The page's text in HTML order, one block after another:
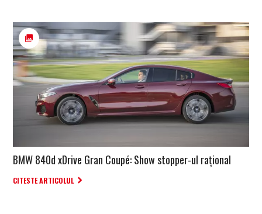
BMW 840d xDrive Gran Coupé: Show stopper-ul rațional
CITESTE ARTICOLUL